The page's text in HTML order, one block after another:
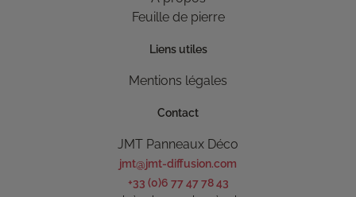
Feuille de pierre
Liens utiles
Mentions légales
Contact
JMT Panneaux Déco
jmt@jmt-diffusion.com
+33 (0)6 77 47 78 43